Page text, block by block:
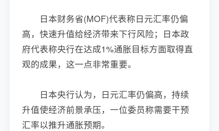
日本财务省(MOF)代表称日元汇率仍偏
高，快速升值给经济带来下行风险；日本政
府代表称央行在达成1%通胀目标方面取得直
观的成果，这一点非常重要。
日本央行认为，日元汇率仍偏高，持续
升值使经济前景承压，一位委员称需要干预
汇率以推升通胀预期。